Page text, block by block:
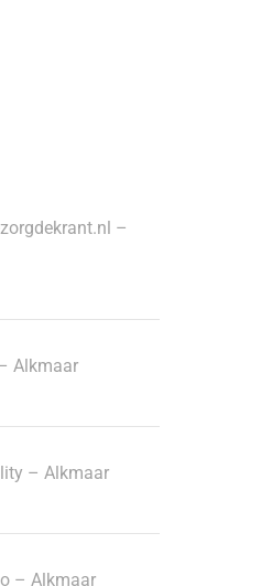
–
Alkmaar
– Alkmaar
– Alkmaar